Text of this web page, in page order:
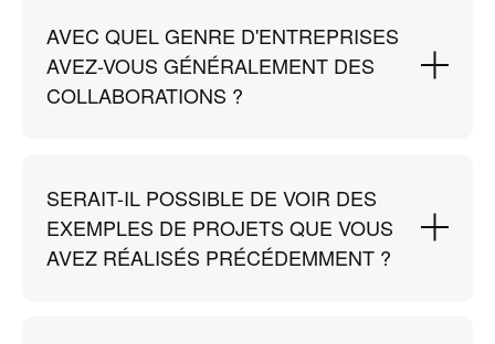
AVEC QUEL GENRE D'ENTREPRISES
AVEZ-VOUS GÉNÉRALEMENT DES
COLLABORATIONS ?
SERAIT-IL POSSIBLE DE VOIR DES
EXEMPLES DE PROJETS QUE VOUS
AVEZ RÉALISÉS PRÉCÉDEMMENT ?